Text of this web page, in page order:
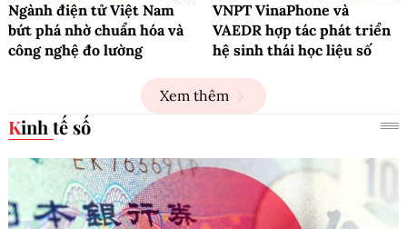
Ngành điện tử Việt Nam
bứt phá nhờ chuẩn hóa và
công nghệ đo lường
VNPT VinaPhone và
VAEDR hợp tác phát triển
hệ sinh thái học liệu số
Xem thêm
Kinh tế số